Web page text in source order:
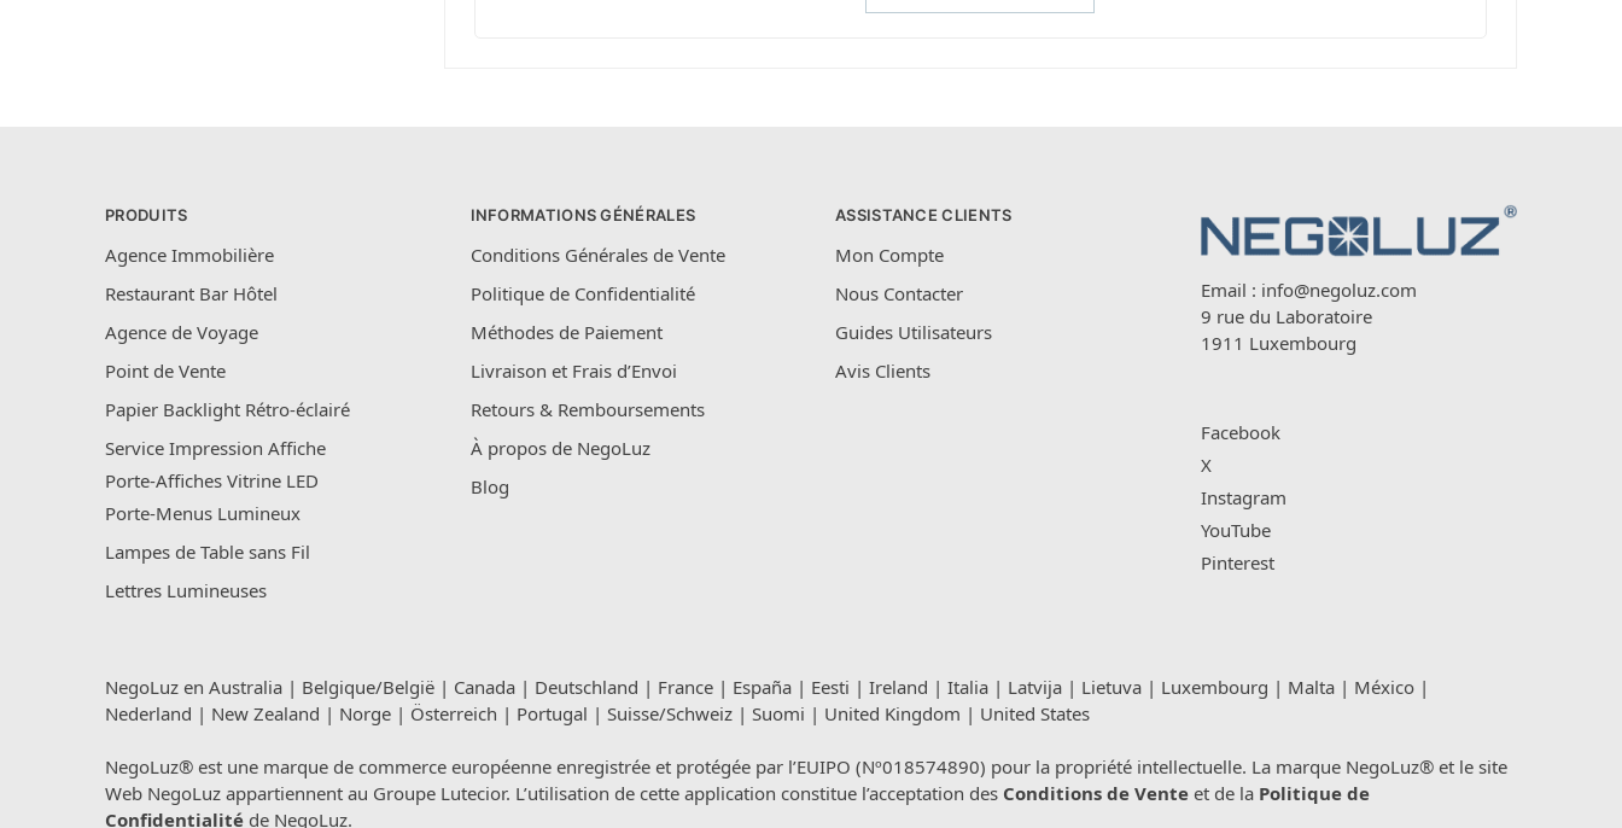
PRODUITS
Agence Immobilière
Restaurant Bar Hôtel
Agence de Voyage
Point de Vente
Papier Backlight Rétro-éclairé
Service Impression Affiche
Porte-Affiches Vitrine LED
Porte-Menus Lumineux
Lampes de Table sans Fil
Lettres Lumineuses
INFORMATIONS GÉNÉRALES
Conditions Générales de Vente
Politique de Confidentialité
Méthodes de Paiement
Livraison et Frais d’Envoi
Retours & Remboursements
À propos de NegoLuz
Blog
ASSISTANCE CLIENTS
Mon Compte
Nous Contacter
Guides Utilisateurs
Avis Clients
Email : info@negoluz.com
9 rue du Laboratoire
1911 Luxembourg
Facebook
X
Instagram
YouTube
Pinterest
NegoLuz en Australia | Belgique/België | Canada | Deutschland | France | España | Eesti | Ireland | Italia | Latvija | Lietuva | Luxembourg | Malta | México |
Nederland | New Zealand | Norge | Österreich | Portugal | Suisse/Schweiz | Suomi | United Kingdom | United States
NegoLuz® est une marque de commerce européenne enregistrée et protégée par l’EUIPO (Nº018574890) pour la propriété intellectuelle. La marque NegoLuz® et le site
Web NegoLuz appartiennent au Groupe Lutecior. L’utilisation de cette application constitue l’acceptation des Conditions de Vente et de la Politique de
Confidentialité de NegoLuz.